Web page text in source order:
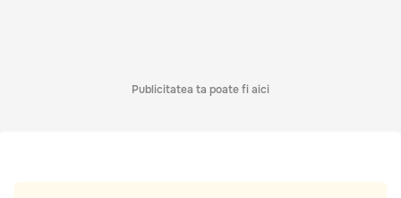
Publicitatea ta poate fi aici